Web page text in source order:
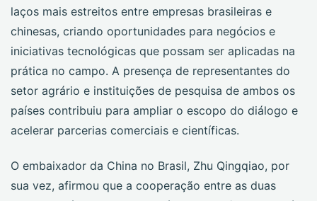
laços mais estreitos entre empresas brasileiras e
chinesas, criando oportunidades para negócios e
iniciativas tecnológicas que possam ser aplicadas na
prática no campo. A presença de representantes do
setor agrário e instituições de pesquisa de ambos os
países contribuiu para ampliar o escopo do diálogo e
acelerar parcerias comerciais e científicas.
O embaixador da China no Brasil, Zhu Qingqiao, por
sua vez, afirmou que a cooperação entre as duas